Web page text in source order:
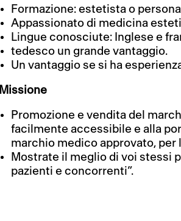
Formazione: estetista o
Appassionato di medicina
Lingue conosciute: Inglese e
tedesco un grande vantaggio.
Un vantaggio se si ha
Missione
Promozione e vendita del
facilmente accessibile e alla
marchio medico approvato,
Mostrate il meglio di voi stessi
pazienti e concorrenti”.